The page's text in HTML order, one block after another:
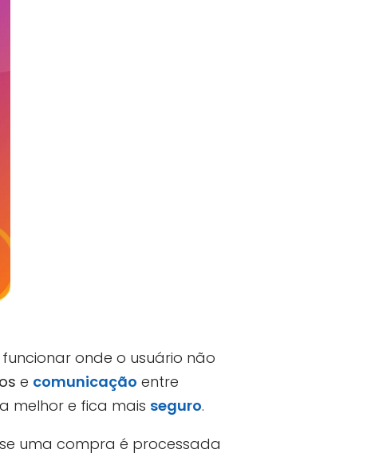
onde o usuário não
e comunicação entre
melhor e fica mais seguro.
uma compra é processada